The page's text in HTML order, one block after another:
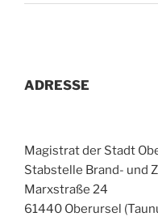
ADRESSE
Magistrat der Stadt
Stabstelle Brand- und
Marxstraße 24
61440 Oberursel